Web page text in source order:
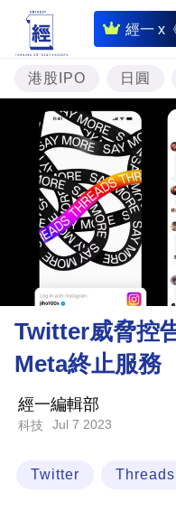
經一 x
即
時
財
經
專
題
投
資
樓
財
商
港股IPO 日圓
Twitter威脅控
Meta終止服務
經一編輯部
科技 Jul 7 2023
Twitter Threads